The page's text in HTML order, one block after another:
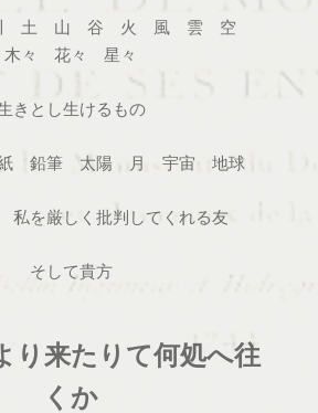
土 山 谷 火 風 雲 空
木々 花々 星々
きとし生けるもの
紙 鉛筆 太陽 月 宇宙 地球
を厳しく批判してくれる友
そして貴方
り来たりて何処へ往
くか